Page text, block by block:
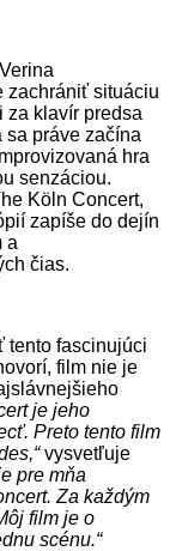
zachrániť situáciu
za klavír predsa
sa práve začína
hra
senzáciou.
Köln Concert,
zapíše do dejín
a
čias.
tento fascinujúci
film nie je
je jeho
Preto tento film
vysvetľuje
pre mňa
Za každým
film je o
scénu.“